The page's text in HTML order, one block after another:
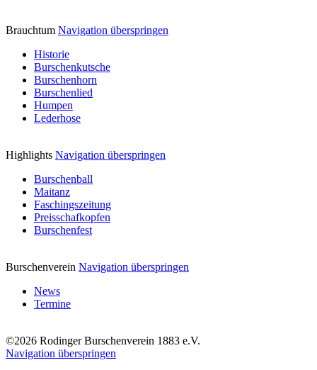
Brauchtum Navigation überspringen
Historie
Burschenkutsche
Burschenhorn
Burschenlied
Humpen
Lederhose
Highlights Navigation überspringen
Burschenball
Maitanz
Faschingszeitung
Preisschafkopfen
Burschenfest
Burschenverein Navigation überspringen
News
Termine
©2026 Rodinger Burschenverein 1883 e.V.
Navigation überspringen